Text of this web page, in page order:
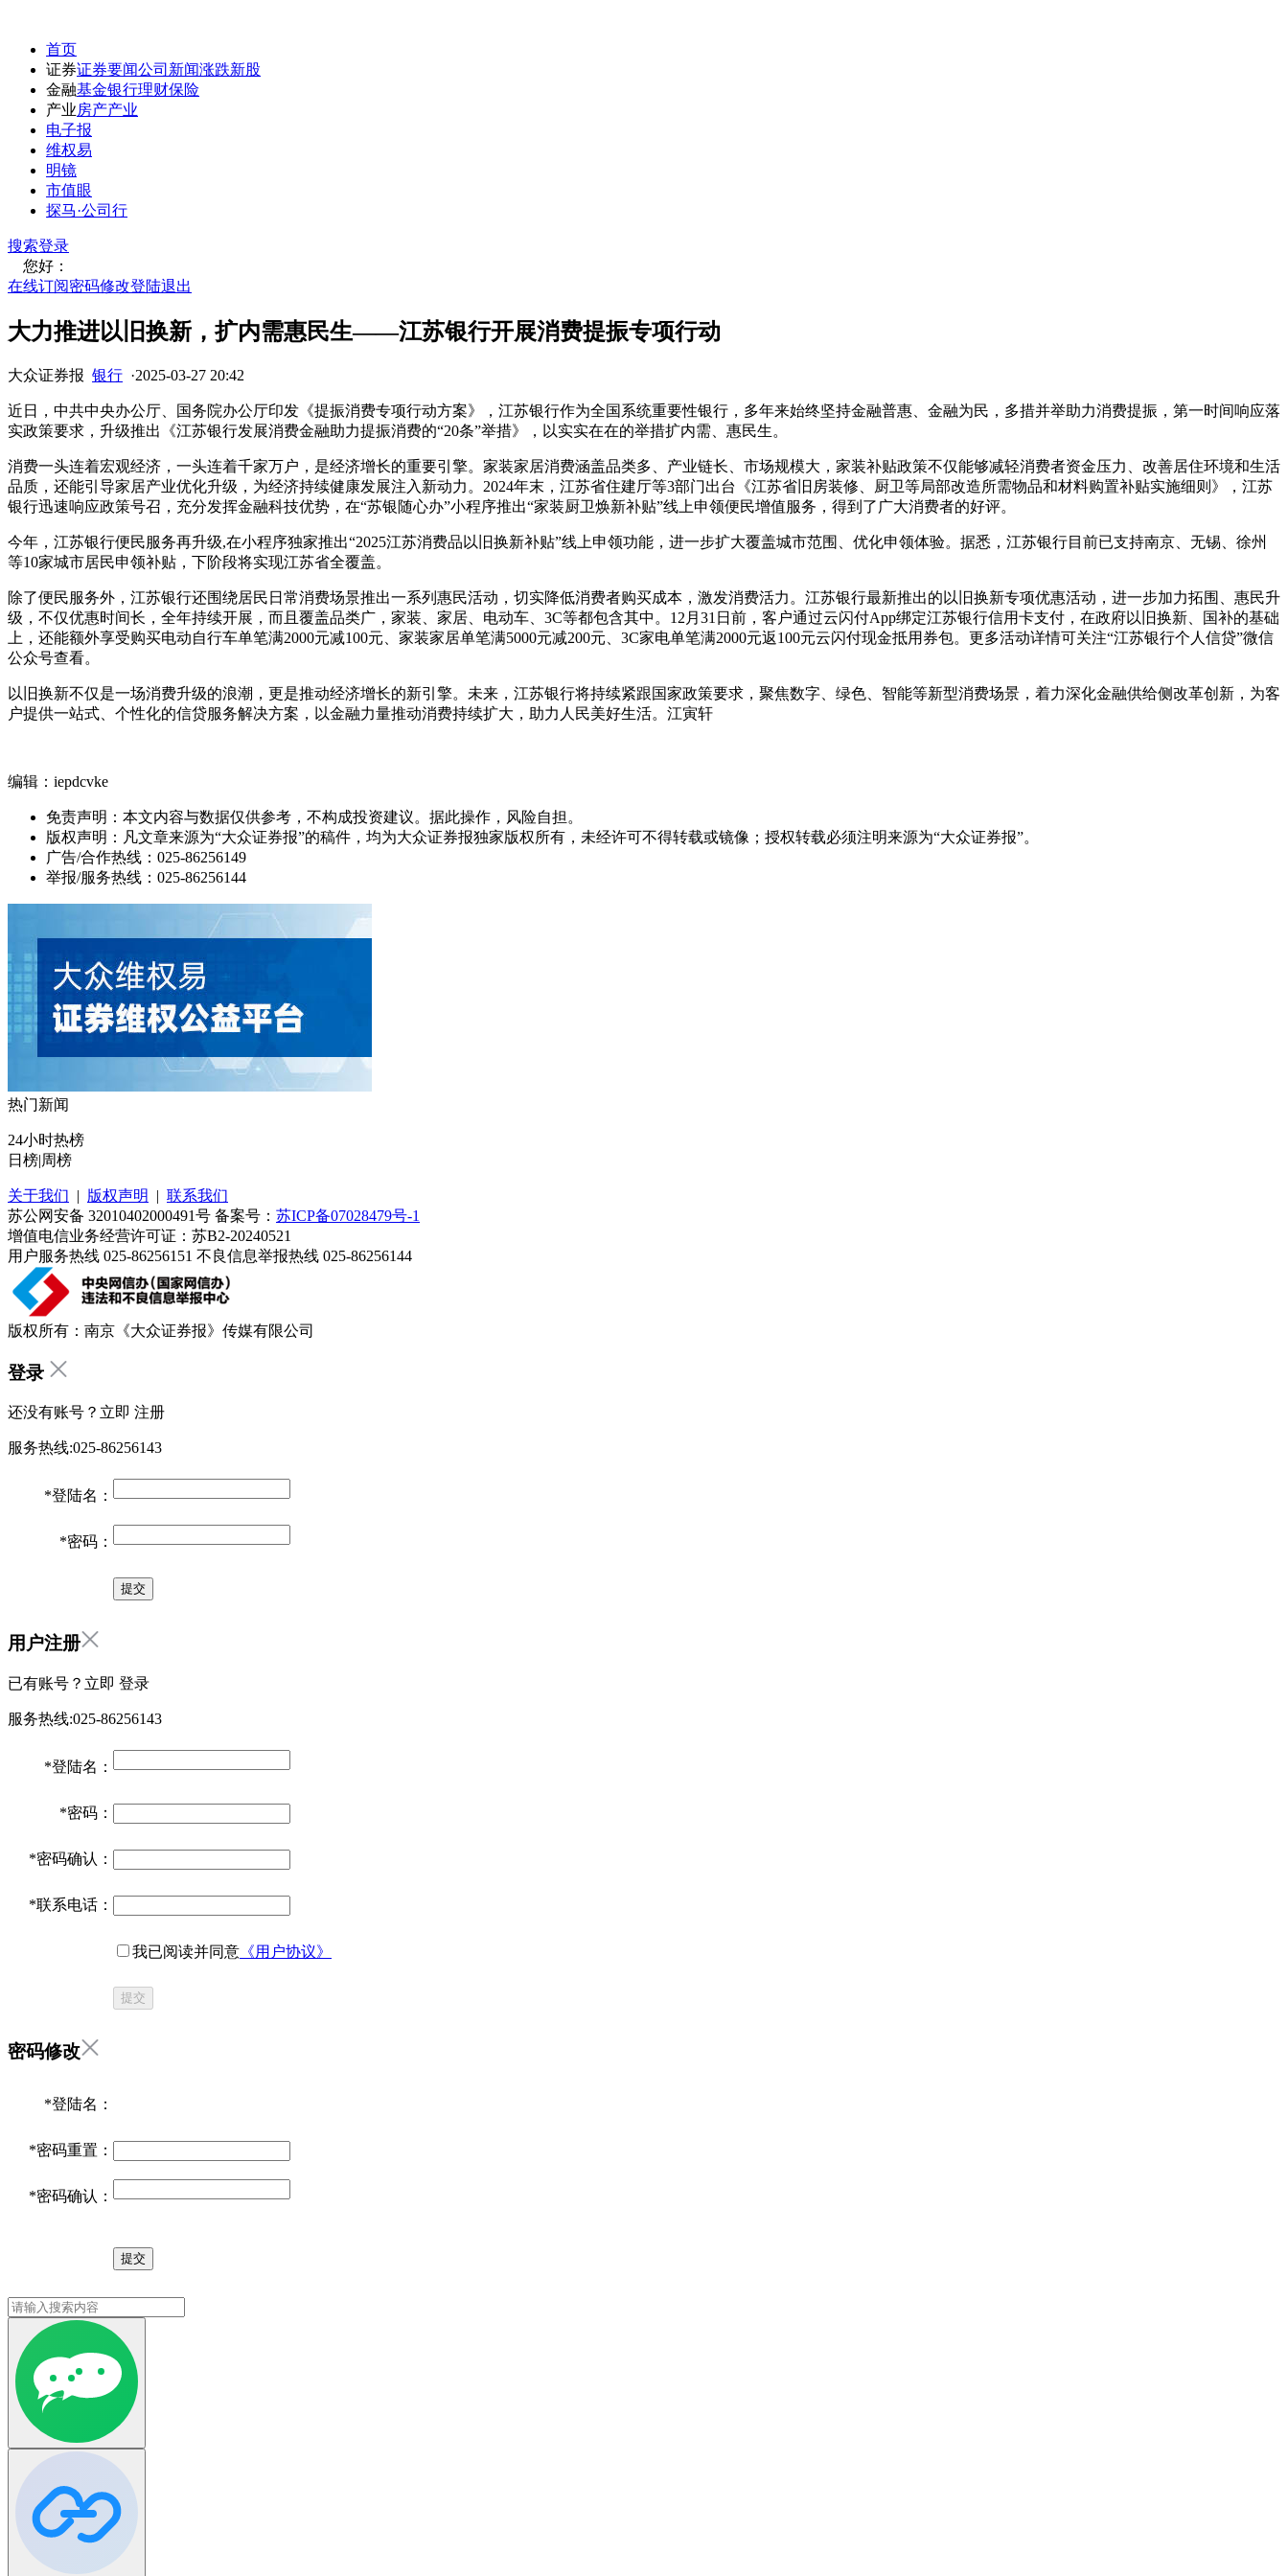
首页
证券证券要闻公司新闻涨跌新股
金融基金银行理财保险
产业房产产业
电子报
维权易
明镜
市值眼
探马·公司行
搜索登录
您好：
在线订阅密码修改登陆退出
大力推进以旧换新，扩内需惠民生——江苏银行开展消费提振专项行动
大众证券报 银行 ·2025-03-27 20:42
近日，中共中央办公厅、国务院办公厅印发《提振消费专项行动方案》，江苏银行作为全国系统重要性银行，多年来始终坚持金融普惠、金融为民，多措并举助力消费提振，第一时间响应落
实政策要求，升级推出《江苏银行发展消费金融助力提振消费的“20条”举措》，以实实在在的举措扩内需、惠民生。
消费一头连着宏观经济，一头连着千家万户，是经济增长的重要引擎。家装家居消费涵盖品类多、产业链长、市场规模大，家装补贴政策不仅能够减轻消费者资金压力、改善居住环境和生活
品质，还能引导家居产业优化升级，为经济持续健康发展注入新动力。2024年末，江苏省住建厅等3部门出台《江苏省旧房装修、厨卫等局部改造所需物品和材料购置补贴实施细则》，江苏
银行迅速响应政策号召，充分发挥金融科技优势，在“苏银随心办”小程序推出“家装厨卫焕新补贴”线上申领便民增值服务，得到了广大消费者的好评。
今年，江苏银行便民服务再升级,在小程序独家推出“2025江苏消费品以旧换新补贴”线上申领功能，进一步扩大覆盖城市范围、优化申领体验。据悉，江苏银行目前已支持南京、无锡、徐州
等10家城市居民申领补贴，下阶段将实现江苏省全覆盖。
除了便民服务外，江苏银行还围绕居民日常消费场景推出一系列惠民活动，切实降低消费者购买成本，激发消费活力。江苏银行最新推出的以旧换新专项优惠活动，进一步加力拓围、惠民升
级，不仅优惠时间长，全年持续开展，而且覆盖品类广，家装、家居、电动车、3C等都包含其中。12月31日前，客户通过云闪付App绑定江苏银行信用卡支付，在政府以旧换新、国补的基础
上，还能额外享受购买电动自行车单笔满2000元减100元、家装家居单笔满5000元减200元、3C家电单笔满2000元返100元云闪付现金抵用券包。更多活动详情可关注“江苏银行个人信贷”微信
公众号查看。
以旧换新不仅是一场消费升级的浪潮，更是推动经济增长的新引擎。未来，江苏银行将持续紧跟国家政策要求，聚焦数字、绿色、智能等新型消费场景，着力深化金融供给侧改革创新，为客
户提供一站式、个性化的信贷服务解决方案，以金融力量推动消费持续扩大，助力人民美好生活。江寅轩
编辑：iepdcvke
免责声明：本文内容与数据仅供参考，不构成投资建议。据此操作，风险自担。
版权声明：凡文章来源为“大众证券报”的稿件，均为大众证券报独家版权所有，未经许可不得转载或镜像；授权转载必须注明来源为“大众证券报”。
广告/合作热线：025-86256149
举报/服务热线：025-86256144
热门新闻
24小时热榜
日榜|周榜
关于我们 | 版权声明 | 联系我们
苏公网安备 32010402000491号 备案号： 苏ICP备07028479号-1
增值电信业务经营许可证：苏B2-20240521
用户服务热线 025-86256151 不良信息举报热线 025-86256144
版权所有：南京《大众证券报》传媒有限公司
登录
还没有账号？立即 注册
服务热线:025-86256143
*登陆名：
*密码：
用户注册
已有账号？立即 登录
服务热线:025-86256143
*登陆名：
*密码：
*密码确认：
*联系电话：
我已阅读并同意 《用户协议》
提交
密码修改
*登陆名：
*密码重置：
*密码确认：